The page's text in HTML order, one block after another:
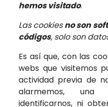
hemos visitado.
Las cookiesno son
códigos, solo son
Es así que, con las
webs que visitemos
actividad previa de
alarmemos,
identificarnos, ni